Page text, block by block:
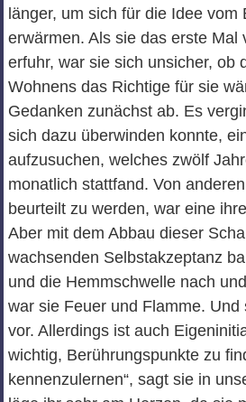
länger, um sich für die Idee vom
erwärmen. Als sie das erste Mal
erfuhr, war sie sich unsicher, ob
Wohnens das Richtige für sie
Gedanken zunächst ab. Es
sich dazu überwinden konnte,
aufzusuchen, welches zwölf
monatlich stattfand. Von
beurteilt zu werden, war eine
Aber mit dem Abbau dieser
wachsenden Selbstakzeptanz
und die Hemmschwelle nach
war sie Feuer und Flamme. Und
vor. Allerdings ist auch
wichtig, Berührungspunkte zu
kennenzulernen“, sagt sie in